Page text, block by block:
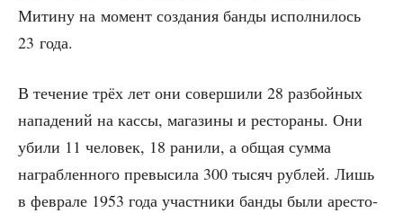
Мити­ну на момент созда­ния бан­ды испол­ни­лось
23 года.
В тече­ние трёх лет они совер­ши­ли 28 раз­бой­ных
напа­де­ний на кас­сы, мага­зи­ны и ресто­ра­ны. Они
уби­ли 11 чело­век, 18 рани­ли, а общая сум­ма
награб­лен­но­го пре­вы­си­ла 300 тысяч руб­лей. Лишь
в фев­ра­ле 1953 года участ­ни­ки бан­ды были аре­сто­